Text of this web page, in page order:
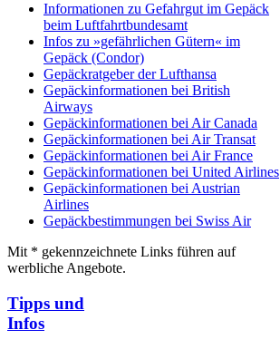
Informationen zu Gefahrgut im Gepäck
beim Luftfahrtbundesamt
Infos zu »gefährlichen Gütern« im
Gepäck (Condor)
Gepäckratgeber der Lufthansa
Gepäckinformationen bei British
Airways
Gepäckinformationen bei Air Canada
Gepäckinformationen bei Air Transat
Gepäckinformationen bei Air France
Gepäckinformationen bei United Airlines
Gepäckinformationen bei Austrian
Airlines
Gepäckbestimmungen bei Swiss Air
Mit * gekennzeichnete Links führen auf
werbliche Angebote.
Tipps und
Infos